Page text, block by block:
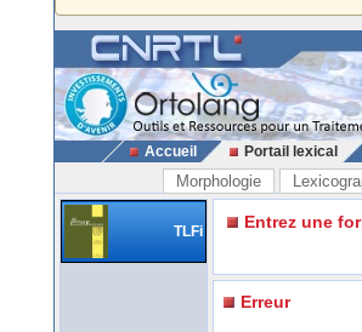
Accueil Portail lexical
Morphologie
TLFi Entrez une
Erreur